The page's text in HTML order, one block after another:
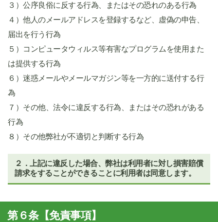
３）公序良俗に反する行為、またはその恐れのある行為
４）他人のメールアドレスを登録するなど、虚偽の申告、
届出を行う行為
５）コンピュータウィルス等有害なプログラムを使用また
は提供する行為
６）迷惑メールやメールマガジン等を一方的に送付する行
為
７）その他、法令に違反する行為、またはその恐れがある
行為
８）その他弊社が不適切と判断する行為
２．上記に違反した場合、弊社は利用者に対し損害賠償
請求をすることができることに利用者は同意します。
第６条【免責事項】